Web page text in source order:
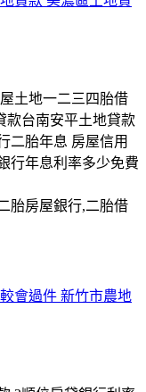
土地一二三四胎借
款台南安平土地貸款
二胎年息 房屋信用
行年息利率多少免費
胎房屋銀行,二胎借
會過件 新竹市農地